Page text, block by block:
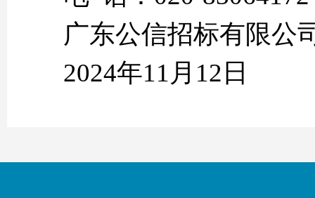
广东公信招标有限公
2024年11月12日